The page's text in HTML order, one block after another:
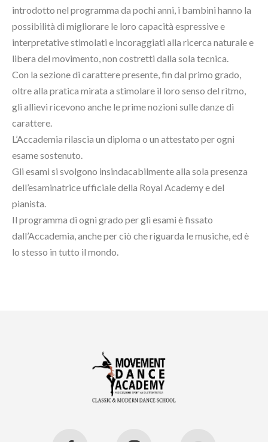
introdotto nel programma da pochi anni, i bambini hanno la
possibilità di migliorare le loro capacità espressive e
interpretative stimolati e incoraggiati alla ricerca naturale e
libera del movimento, non costretti dalla sola tecnica.
Con la sezione di carattere presente, fin dal primo grado,
oltre alla pratica mirata a stimolare il loro senso del ritmo,
gli allievi ricevono anche le prime nozioni sulle danze di
carattere.
L’Accademia rilascia un diploma o un attestato per ogni
esame sostenuto.
Gli esami si svolgono insindacabilmente alla sola presenza
dell’esaminatrice ufficiale della Royal Academy e del
pianista.
Il programma di ogni grado per gli esami è fissato
dall’Accademia, anche per ciò che riguarda le musiche, ed è
lo stesso in tutto il mondo.